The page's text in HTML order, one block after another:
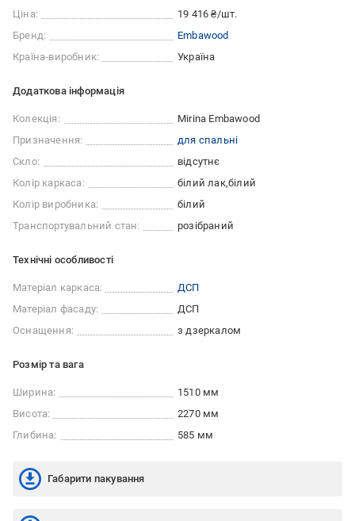
Ціна:
19 416 ₴/шт.
Бренд:
Embawood
Країна-виробник:
Україна
Додаткова інформація
Колекція:
Mirina Embawood
Призначення:
для спальні
Скло:
відсутнє
Колір каркаса:
білий лак білий
Колір виробника:
білий
Транспортувальний стан:
розібраний
Технічні особливості
Матеріал каркаса:
ДСП
Матеріал фасаду:
ДСП
Оснащення:
з дзеркалом
Розмір та вага
Ширина:
1510 мм
Висота:
2270 мм
Глибина:
585 мм
Габарити пакування